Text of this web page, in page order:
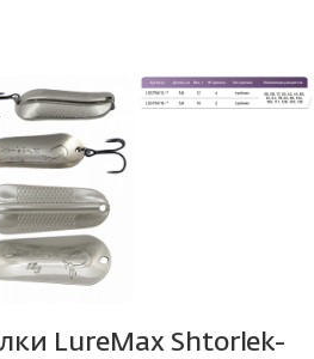
LureMax Shtorlek-